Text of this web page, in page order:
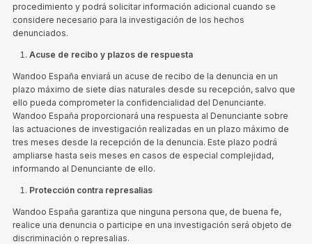
procedimiento y podrá solicitar información adicional cuando se
considere necesario para la investigación de los hechos
denunciados.
Acuse de recibo y plazos de respuesta
Wandoo España enviará un acuse de recibo de la denuncia en un
plazo máximo de siete días naturales desde su recepción, salvo que
ello pueda comprometer la confidencialidad del Denunciante.
Wandoo España proporcionará una respuesta al Denunciante sobre
las actuaciones de investigación realizadas en un plazo máximo de
tres meses desde la recepción de la denuncia. Este plazo podrá
ampliarse hasta seis meses en casos de especial complejidad,
informando al Denunciante de ello.
Protección contra represalias
Wandoo España garantiza que ninguna persona que, de buena fe,
realice una denuncia o participe en una investigación será objeto de
discriminación o represalias.